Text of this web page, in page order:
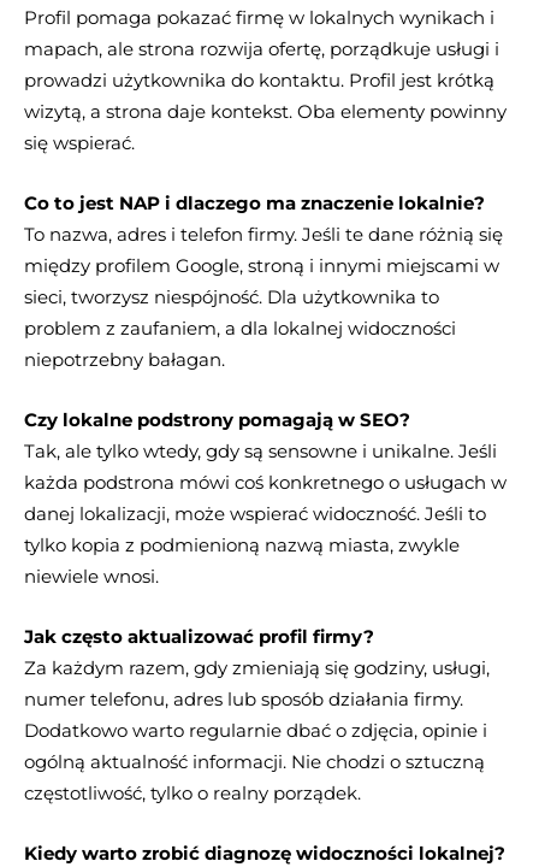
Profil pomaga pokazać firmę w lokalnych wynikach i
mapach, ale strona rozwija ofertę, porządkuje usługi i
prowadzi użytkownika do kontaktu. Profil jest krótką
wizytą, a strona daje kontekst. Oba elementy powinny
się wspierać.
Co to jest NAP i dlaczego ma znaczenie lokalnie?
To nazwa, adres i telefon firmy. Jeśli te dane różnią się
między profilem Google, stroną i innymi miejscami w
sieci, tworzysz niespójność. Dla użytkownika to
problem z zaufaniem, a dla lokalnej widoczności
niepotrzebny bałagan.
Czy lokalne podstrony pomagają w SEO?
Tak, ale tylko wtedy, gdy są sensowne i unikalne. Jeśli
każda podstrona mówi coś konkretnego o usługach w
danej lokalizacji, może wspierać widoczność. Jeśli to
tylko kopia z podmienioną nazwą miasta, zwykle
niewiele wnosi.
Jak często aktualizować profil firmy?
Za każdym razem, gdy zmieniają się godziny, usługi,
numer telefonu, adres lub sposób działania firmy.
Dodatkowo warto regularnie dbać o zdjęcia, opinie i
ogólną aktualność informacji. Nie chodzi o sztuczną
częstotliwość, tylko o realny porządek.
Kiedy warto zrobić diagnozę widoczności lokalnej?